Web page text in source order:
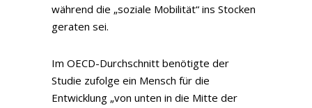
während die „soziale Mobilität“ ins Stocken
geraten sei.
Im OECD-Durchschnitt benötigte der
Studie zufolge ein Mensch für die
Entwicklung „von unten in die Mitte der